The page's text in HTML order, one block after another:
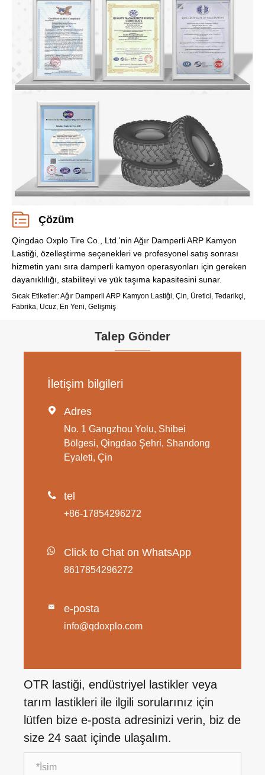
Çözüm
Qingdao Oxplo Tire Co., Ltd.'nin Ağır Damperli ARP Kamyon
Lastiği, özelleştirme seçenekleri ve profesyonel satış sonrası
hizmetin yanı sıra damperli kamyon operasyonları için gereken
dayanıklılığı, stabiliteyi ve yük taşıma kapasitesini sunar.
Sıcak Etiketler: Ağır Damperli ARP Kamyon Lastiği, Çin, Üretici, Tedarikçi,
Fabrika, Ucuz, En Yeni, Gelişmiş
Talep Gönder
İletişim bilgileri
 Adres
No. 1 Gangzhou Yolu, Shibei
Bölgesi, Qingdao Şehri, Shandong
Eyaleti, Çin
 tel
+86-17854296272
Click to Chat on WhatsApp
8617854296272
 e-posta
info@qdoxplo.com
OTR lastiği, endüstriyel lastikler veya
tarım lastikleri ile ilgili sorularınız için
lütfen bize e-posta adresinizi verin, biz de
size 24 saat içinde ulaşalım.